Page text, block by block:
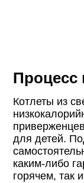
Процесс
Котлеты из
для детей.
каким-либо
горячем, так